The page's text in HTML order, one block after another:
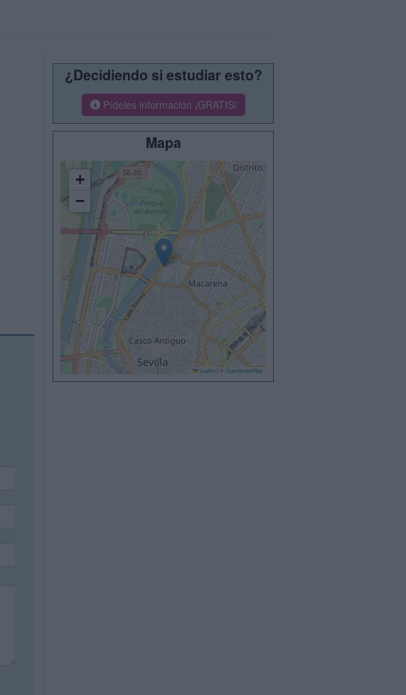
¿Decidiendo si estudiar esto?
Pídeles información ¡GRATIS!
Mapa
+
−
Leaflet © OpenStreetMap